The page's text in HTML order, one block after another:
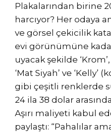
Plakalarından birine
harcıyor? Her odaya
ve görsel çekicilik
evi görünümüne
uyacak şekilde ‘Krom’,
‘Mat Siyah’ ve ‘Kelly’
gibi çeşitli renklerde
24 ila 38 dolar
Aşırı maliyeti kabul
paylaştı: “Pahalılar